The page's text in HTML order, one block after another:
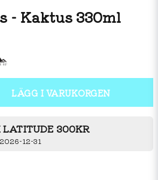
- Kaktus 330ml
LÄGG I VARUKORGEN
300KR
12-31